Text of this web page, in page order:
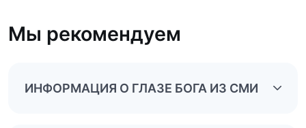
Мы рекомендуем
ИНФОРМАЦИЯ О ГЛАЗЕ БОГА ИЗ СМИ